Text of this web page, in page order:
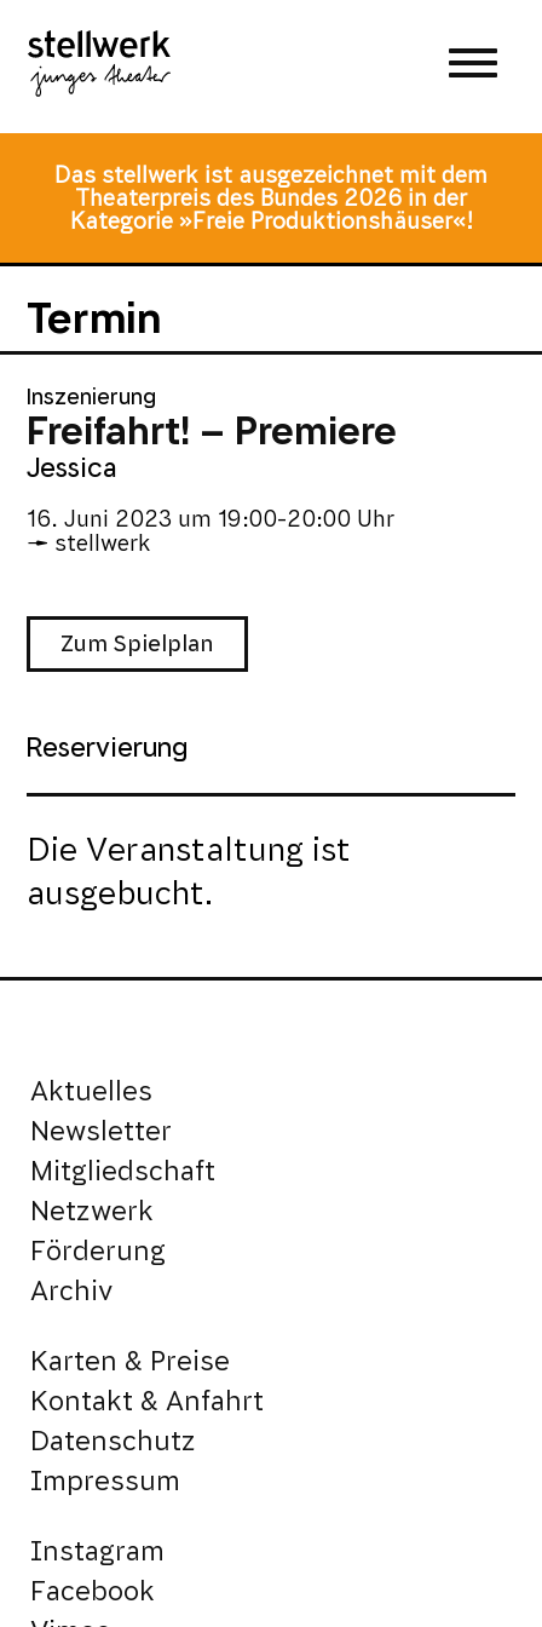
Hauptmenü
Inhalt
springen
Fusszeile
springen
Das stellwerk ist ausgezeichnet mit dem
Theaterpreis des Bundes 2026 in der
Kategorie »Freie Produktionshäuser«!
Termin
Inszenierung
Freifahrt! – Premiere
Jessica
16. Juni 2023 um 19:00-20:00 Uhr
stellwerk
Zum Spielplan
Reservierung
Die Veranstaltung ist
ausgebucht.
Aktuelles
Newsletter
Mitgliedschaft
Netzwerk
Förderung
Archiv
Karten & Preise
Kontakt & Anfahrt
Datenschutz
Impressum
Instagram
Facebook